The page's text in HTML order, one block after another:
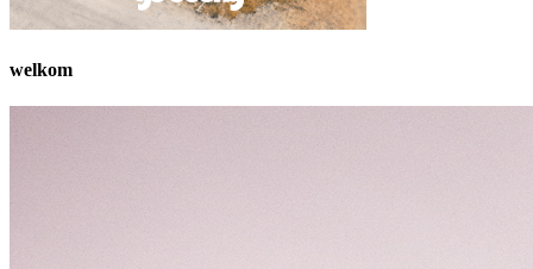
welkom